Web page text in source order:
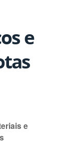
e
e